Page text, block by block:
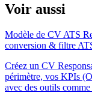
Voir aussi
Modèle de CV ATS
conversion & filtre
Créez un CV
périmètre, vos KPIs
avec des outils